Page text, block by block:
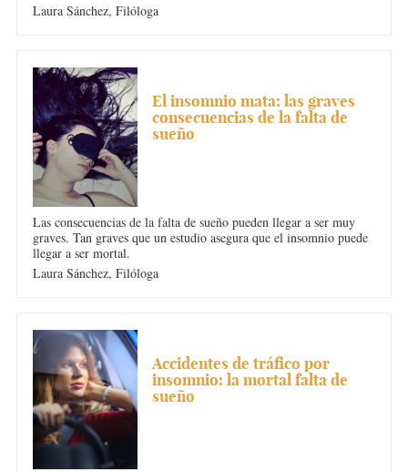
Laura Sánchez,Filóloga
El insomnio mata: las graves
consecuencias de la falta de
sueño
Las consecuencias de la falta de sueño pueden llegar a ser muy
graves. Tan graves que un estudio asegura que el insomnio puede
llegar a ser mortal.
Laura Sánchez,Filóloga
Accidentes de tráfico por
insomnio: la mortal falta de
sueño